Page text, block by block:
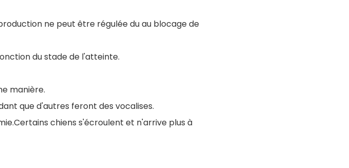
ne peut être régulée du au blocage de
du stade de l'atteinte.
manière.
que d'autres feront des vocalises.
chiens s'écroulent et n'arrive plus à